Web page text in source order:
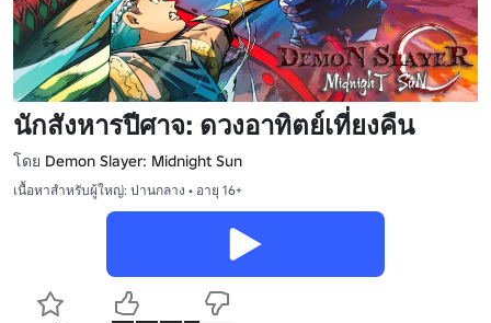
นักสังหารปีศาจ: ดวงอาทิตย์เที่ยงคืน
โดย Demon Slayer: Midnight Sun
เนื้อหาสำหรับผู้ใหญ่: ปานกลาง • อายุ 16+